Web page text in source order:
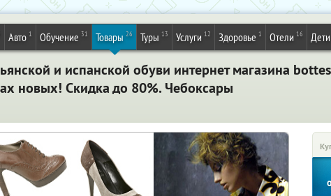
Авто 1 Обучение 31 Товары 26 Туры 13 Услуги 12 Здоровье 1 Отели 16 Дети
и испанской обуви интернет магазина
новых! Скидка до 80%. Чебоксары